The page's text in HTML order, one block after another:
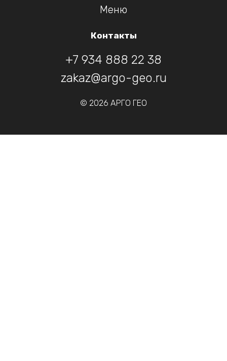
Меню
Контакты
+7 934 888 22 38
zakaz@argo-geo.ru
© 2026 АРГО ГЕО